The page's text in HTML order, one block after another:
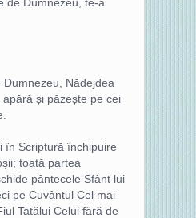
Nădejdea
și păzește pe cei
în Scriptură închipuire
toată partea
pântecele Sfânt lui
pe Cuvântul Cel mai
Tatălui Celui fără de